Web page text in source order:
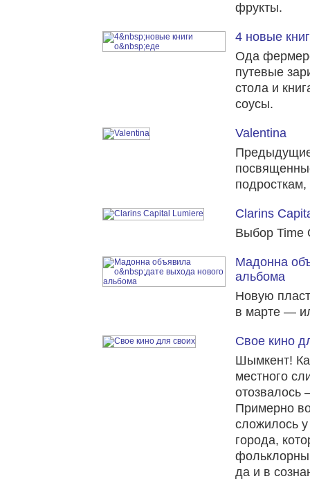
фрукты.
4 новые
Ода
путевые
стола и
соусы.
Valentina
Clarins
Выбор Time
Мадонна
альбома
Новую
в марте —
Свое кино
Шымкент!
местного
отозвалось
Примерно
сложилось
города,
да и в